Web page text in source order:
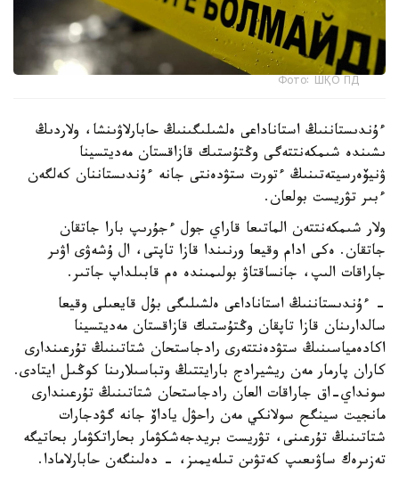
Фото: ШҚО ПД
ءۇندىستاننىڭ استاناداعى ەلشىلىگىنىڭ حابارلاۋىنشا، ولاردىڭ
ىشىندە شىمكەنتتەگى وڭتۇستىك قازاقستان مەديتسينا
ۋنيۆەرسيتەتىنىڭ ءتورت ستۋدەنتى جانە ءۇندىستاننان كەلگەن
ءبىر تۋريست بولعان.
ولار شىمكەنتتەن الماتىعا قاراي جول ءجۇرىپ بارا جاتقان
جاتقان. ەكى ادام وقيعا ورنىندا قازا تاپتى، ال ۇشەۋى اۋىر
جاراقات الىپ، جانساقتاۋ بولىمىندە ەم قابىلداپ جاتىر.
- ءۇندىستاننىڭ استاناداعى ەلشىلىگى بۇل قايعىلى وقيعا
سالدارىنان قازا تاپقان وڭتۇستىك قازاقستان مەديتسينا
اكادەمياسىنىڭ ستۋدەنتتەرى رادجاستحان شتاتىنىڭ تۇرعىندارى
كاران پارمار مەن ريشيرادج بارايتتىڭ وتباسىلارىنا كوڭىل ايتادى.
سونداي-اق جاراقات العان رادجاستحان شتاتىنىڭ تۇرعىندارى
مانجيت سينگح سولانكي مەن راحۋل ياداۆ جانە گۋدجارات
شتاتىنىڭ تۇرعىنى، تۋريست بريدجەشكۋمار بحاراتكۋمار بحاتيگە
تەزىرەك ساۋىعىپ كەتۋىن تىلەيمىز، - دەلىنگەن حابارلامادا.